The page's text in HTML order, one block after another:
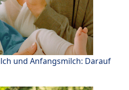
und Anfangsmilch: Darauf